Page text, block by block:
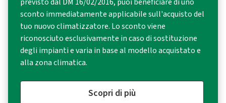
sconto immediatamente applicabile sull'acquisto del
tuo nuovo climatizzatore. Lo sconto viene
riconosciuto esclusivamente in caso di sostituzione
degli impianti e varia in base al modello acquistato e
alla zona climatica.
Scopri di più